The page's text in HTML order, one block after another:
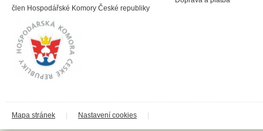
Chopa
ChupaChups
Claro
Cleanzy s.r.o.
Cleary Group Italy
Clovin Germany
Codaa
Colgate - Palmolive
Coty
Coyote
Dalli
Dalli - Werkge Germany
člen Hospodářské Komory České republiky
Mapa stránek Nastavení cookies